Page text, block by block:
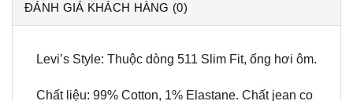
ĐÁNH GIÁ KHÁCH HÀNG (0)
Levi’s Style: Thuộc dòng 511 Slim Fit, ống hơi ôm.
Chất liệu: 99% Cotton, 1% Elastane. Chất jean co